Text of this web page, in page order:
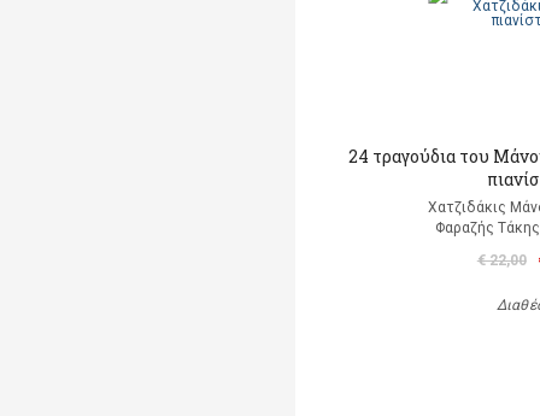
24 τραγούδια του
Χατζιδάκις
Φαραζής
€ 22,00